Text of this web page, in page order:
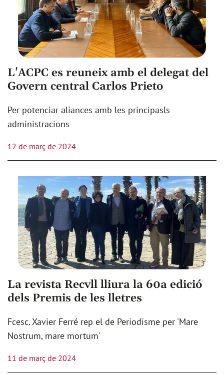
L'ACPC es reuneix amb el delegat del
Govern central Carlos Prieto
Per potenciar aliances amb les principasls
administracions
12 de març de 2024
La revista Recvll lliura la 60a edició
dels Premis de les lletres
Fcesc. Xavier Ferré rep el de Periodisme per 'Mare
Nostrum, mare mortum'
11 de març de 2024